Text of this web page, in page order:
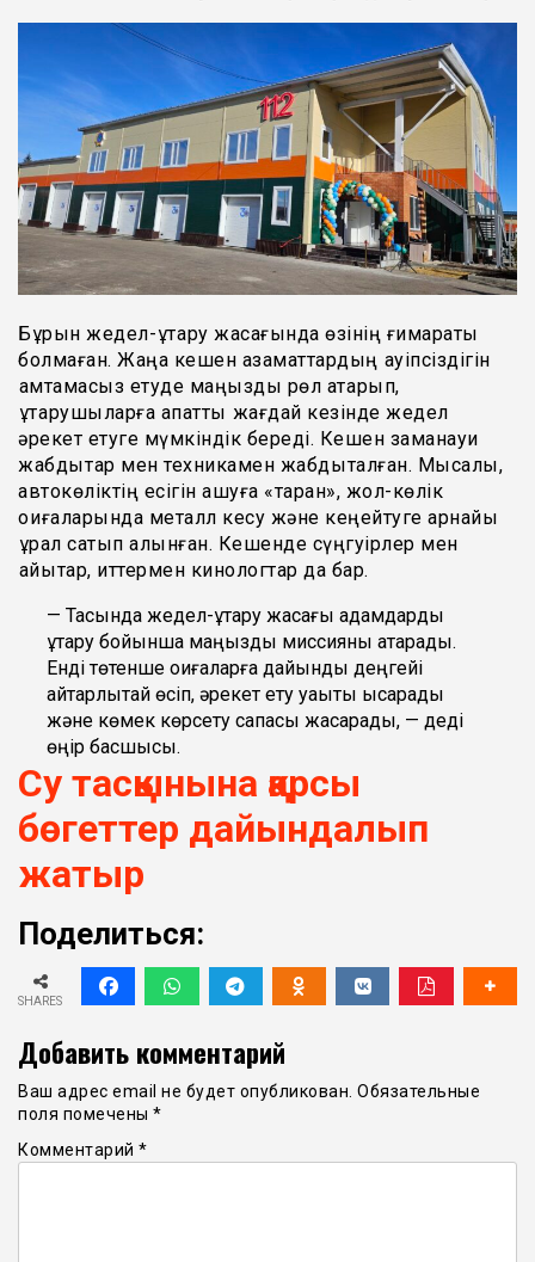
Бұрын жедел-құтқару жасағында өзінің ғимараты
болмаған. Жаңа кешен азаматтардың қауіпсіздігін
қамтамасыз етуде маңызды рөл атқарып,
құтқарушыларға апаттық жағдай кезінде жедел
әрекет етуге мүмкіндік береді. Кешен заманауи
жабдықтар мен техникамен жабдықталған. Мысалы,
автокөліктің есігін ашуға «таран», жол-көлік
оқиғаларында металл кесу және кеңейтуге арнайы
құрал сатып алынған. Кешенде сүңгуірлер мен
қайықтар, иттермен кинологтар да бар.
— Тасқында жедел-құтқару жасағы адамдарды
құтқару бойынша маңызды миссияны атқарады.
Енді төтенше оқиғаларға дайындық деңгейі
айтарлықтай өсіп, әрекет ету уақыты қысқарады
және көмек көрсету сапасы жақсарады, — деді
өңір басшысы.
Су тасқынына қарсы
бөгеттер дайындалып
жатыр
Поделиться:
SHARES
Добавить комментарий
Ваш адрес email не будет опубликован. Обязательные
поля помечены *
Комментарий *